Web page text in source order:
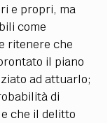
e propri, ma
come
ritenere che
il piano
ad attuarlo;
di
che il delitto